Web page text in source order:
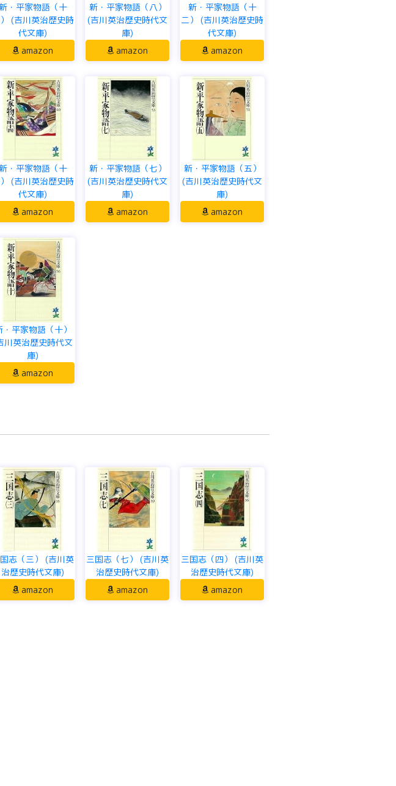
・平家物語（十
(吉川英治歴史時
代文庫)
amazon
新・平家物語（八）
(吉川英治歴史時代文
庫)
amazon
新・平家物語（十
二） (吉川英治歴史時
代文庫)
amazon
・平家物語（十
(吉川英治歴史時
代文庫)
amazon
新・平家物語（七）
(吉川英治歴史時代文
庫)
amazon
新・平家物語（五）
(吉川英治歴史時代文
庫)
amazon
・平家物語（十）
川英治歴史時代文
庫)
amazon
志（三） (吉川英
治歴史時代文庫)
amazon
三国志（七） (吉川英
治歴史時代文庫)
amazon
三国志（四） (吉川英
治歴史時代文庫)
amazon